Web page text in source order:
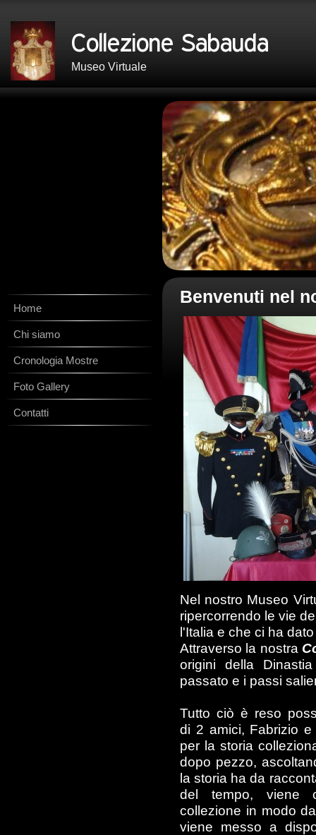
Museo Virtuale
Home
Chi siamo
Cronologia Mostre
Foto Gallery
Contatti
Benvenuti nel
Nel nostro Museo
ripercorrendo le vie
l'Italia e che ci ha
Attraverso la nostra
origini della
passato e i passi
Tutto ciò è reso
di 2 amici, Fabrizio
per la storia
dopo pezzo,
la storia ha da
del tempo, viene
collezione in modo
viene messo a